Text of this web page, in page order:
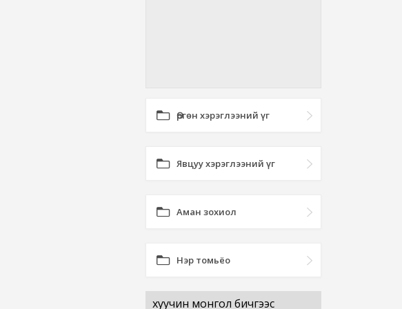
Өргөн хэрэглээний үг
Явцуу хэрэглээний үг
Аман зохиол
Нэр томьёо
хуучин монгол бичгээс